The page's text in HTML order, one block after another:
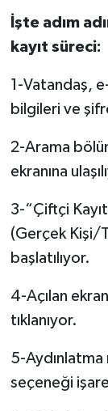
İşte adım
kayıt süreci:
1-Vatandaş,
bilgileri ve
2-Arama
ekranına
3-“Çiftçi
(Gerçek Kişi/
başlatılıyor.
4-Açılan
tıklanıyor.
5-Aydınlatma
seçeneği